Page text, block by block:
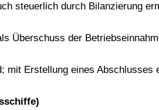
steuerlich durch Bilanzierung
Überschuss der
mit Erstellung eines Abschlusses